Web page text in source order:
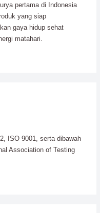
pertama di Indonesia
yang siap
gaya hidup sehat
matahari.
ISO 9001, serta dibawah
Association of Testing